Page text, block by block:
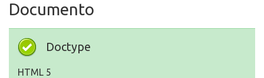
Documento
Doctype
HTML 5